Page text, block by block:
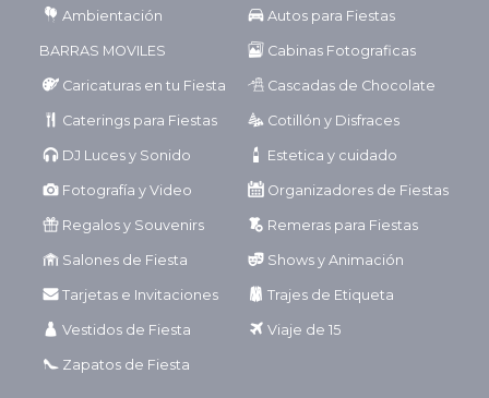
Ambientación Autos para Fiestas
BARRAS MOVILES Cabinas Fotograficas
Caricaturas en tu Fiesta Cascadas de Chocolate
Caterings para Fiestas Cotillón y Disfraces
DJ Luces y Sonido Estetica y cuidado
Fotografía y Video Organizadores de Fiestas
Regalos y Souvenirs Remeras para Fiestas
Salones de Fiesta Shows y Animación
Tarjetas e Invitaciones Trajes de Etiqueta
Vestidos de Fiesta Viaje de 15
Zapatos de Fiesta